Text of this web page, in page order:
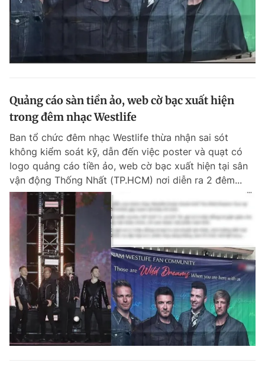
Quảng cáo sàn tiền ảo, web cờ bạc xuất hiện
trong đêm nhạc Westlife
Ban tổ chức đêm nhạc Westlife thừa nhận sai sót
không kiểm soát kỹ, dẫn đến việc poster và quạt có
logo quảng cáo tiền ảo, web cờ bạc xuất hiện tại sân
vận động Thống Nhất (TP.HCM) nơi diễn ra 2 đêm...